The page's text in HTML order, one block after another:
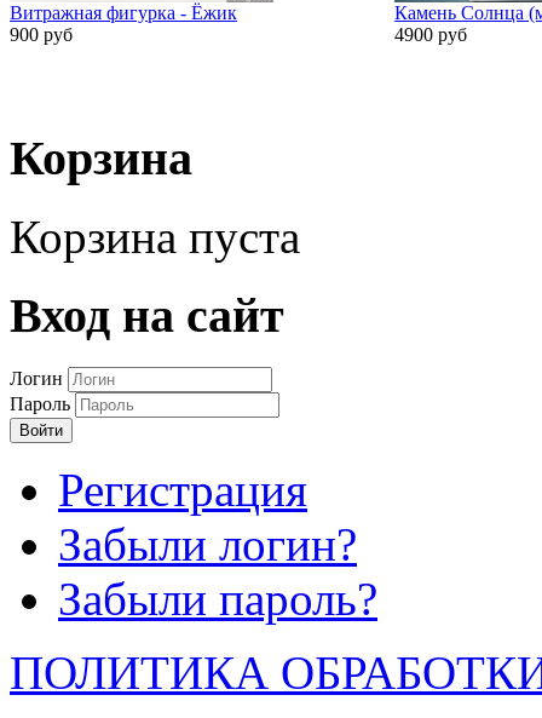
Витражная фигурка - Ёжик
900 руб
Камень Солнца
4900 руб
Корзина
Корзина пуста
Вход на сайт
Логин
Пароль
Войти
Регистрация
Забыли логин?
Забыли пароль?
ПОЛИТИКА